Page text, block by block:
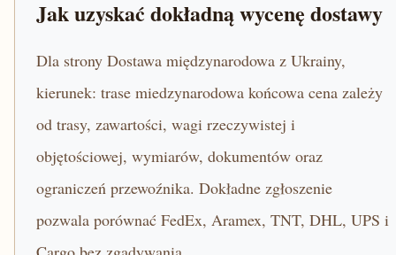
Jak uzyskać dokładną wycenę dostawy
Dla strony Dostawa międzynarodowa z Ukrainy,
kierunek: trase miedzynarodowa końcowa cena zależy
od trasy, zawartości, wagi rzeczywistej i
objętościowej, wymiarów, dokumentów oraz
ograniczeń przewoźnika. Dokładne zgłoszenie
pozwala porównać FedEx, Aramex, TNT, DHL, UPS i